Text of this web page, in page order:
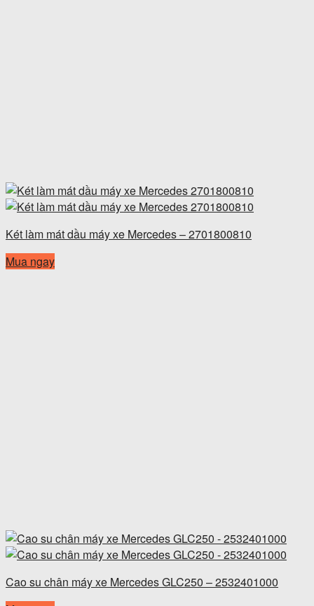
Két làm mát dầu máy xe Mercedes – 2701800810
Mua ngay
Cao su chân máy xe Mercedes GLC250 – 2532401000